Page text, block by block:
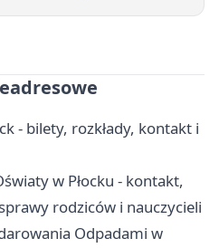
- bilety, rozkłady, kontakt i
w Płocku - kontakt,
rodziców i nauczycieli
Odpadami w